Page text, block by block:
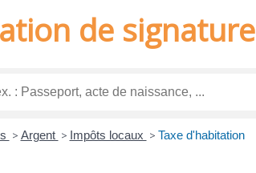
de signature
> Argent > Impôts locaux > Taxe d'habitation